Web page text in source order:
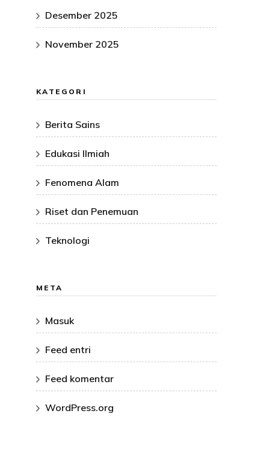
Desember 2025
November 2025
KATEGORI
Berita Sains
Edukasi Ilmiah
Fenomena Alam
Riset dan Penemuan
Teknologi
META
Masuk
Feed entri
Feed komentar
WordPress.org